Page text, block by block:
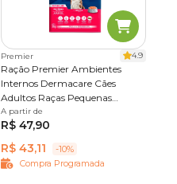
Premier 4.9
Ração Premier Ambientes
Internos Dermacare Cães
Adultos Raças Pequenas
Salmão
1 kg 2,5 kg
A partir de
R$ 47,90
R$ 43,11
-10%
Compra Programada